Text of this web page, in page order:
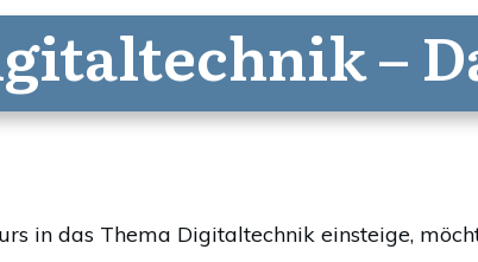
–
in das Thema Digitaltechnik einsteige,